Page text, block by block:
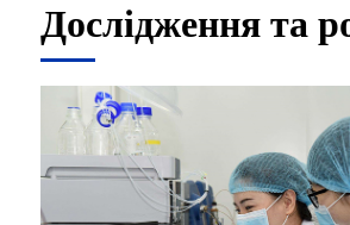
Дослідження та